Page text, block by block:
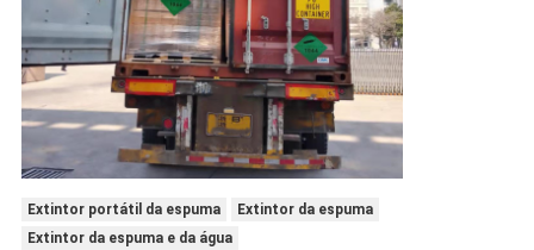
Extintor portátil da espuma
Extintor da espuma
Extintor da espuma e da água